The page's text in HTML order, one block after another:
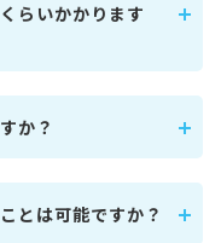
らいかかります
か？
とは可能ですか？